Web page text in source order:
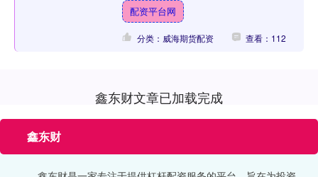
为....
配资平台网
分类：威海期货配资 查看：112
鑫东财文章已加载完成
鑫东财